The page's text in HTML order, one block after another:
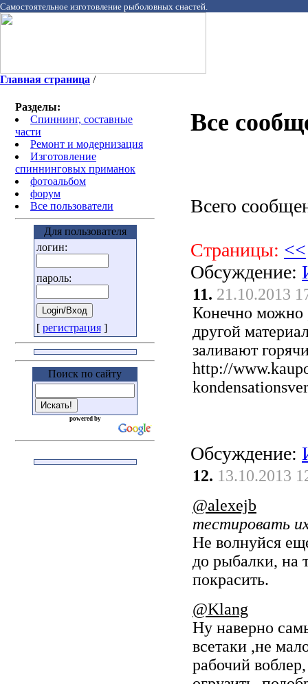
Самостоятельное изготовление рыболовных снастей.
Главная страница /
Разделы:
Спиннинг, составные
части
Ремонт и модернизация
Изготовление
спиннинговых приманок
фотоальбом
форум
Все пользователи
Для пользователя
логин:
пароль:
[ регистрация]
Поиск по сайту
powered by
Все
Всего
Страницы: <<
Обсуждение:
11. 21.10.2013
Конечно можно
другой
заливают
http://
Обсуждение:
12. 13.10.2013
@alexejb
тестировать
Не волнуйся
до рыбалки, на
покрасить.
@Klang
Ну наверно
всетаки ,не
рабочий